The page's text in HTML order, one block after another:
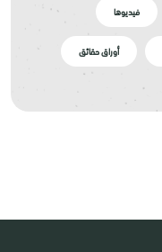
فيديوها
أوراق حقائق